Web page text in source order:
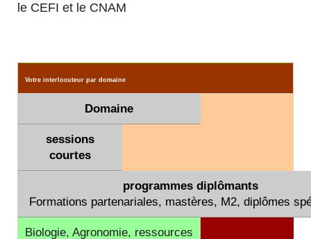
le CEFI et le CNAM
Votre interlocuteur par domaine
Domaine
sessions
courtes
programmes diplômants
Formations partenariales, mastères, M2, diplômes
Biologie, Agronomie, ressources